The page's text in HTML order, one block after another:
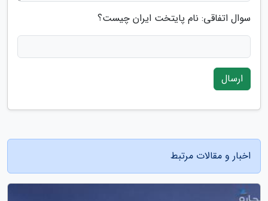
سوال اتفاقی: نام پایتخت ایران چیست؟
ارسال
اخبار و مقالات مرتبط